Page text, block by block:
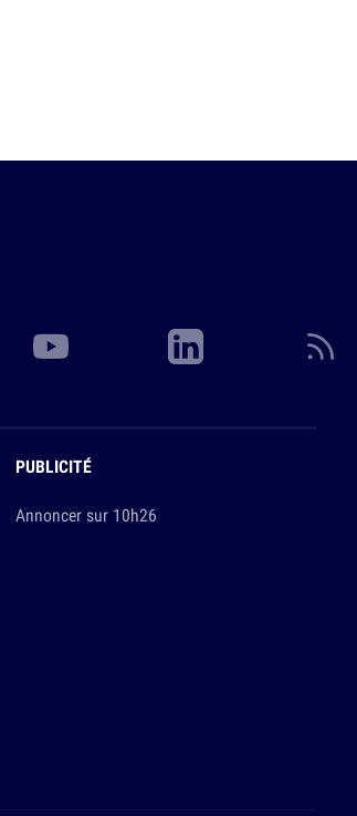
PUBLICITÉ
Annoncer sur 10h26